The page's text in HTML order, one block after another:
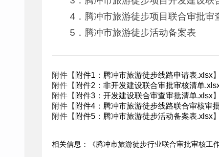
4．腾冲市旅游徒步项目联合审批审
5．腾冲市旅游徒步活动备案表
附件【 附件1：腾冲市旅游徒步线路申请表.xlsx
附件【 附件2：非开发建设联合审批审核清单
附件【 附件3：开发建设联合审查审批清单.xlsx
附件【 附件4：腾冲市旅游徒步线路联合审核审
附件【 附件5：腾冲市旅游徒步活动备案表.xlsx
相关信息：《腾冲市旅游徒步行业联合审批审核工